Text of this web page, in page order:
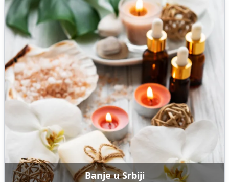
Banje u Srbiji